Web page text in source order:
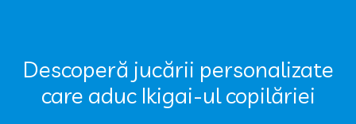
Descoperă jucării personalizate
care aduc Ikigai-ul copilăriei